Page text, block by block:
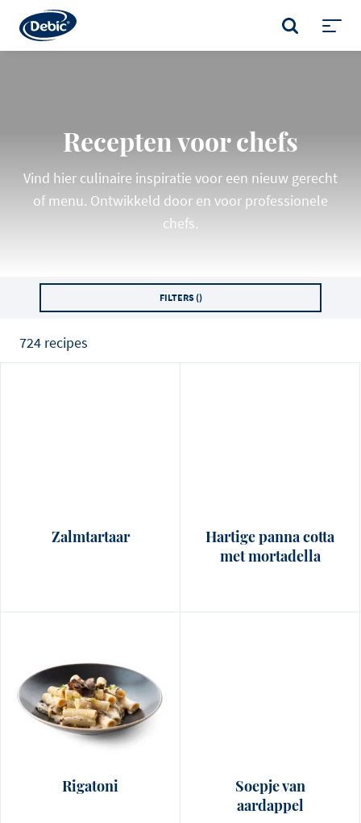
main
content
ZOEKEN
menu
Recepten voor chefs
Vind hier culinaire inspiratie voor een nieuw gerecht
of menu. Ontwikkeld door en voor professionele
chefs.
FILTERS ()
724 recipes
Zalmtartaar
Hartige panna cotta
met mortadella
Rigatoni
Soepje van
aardappel